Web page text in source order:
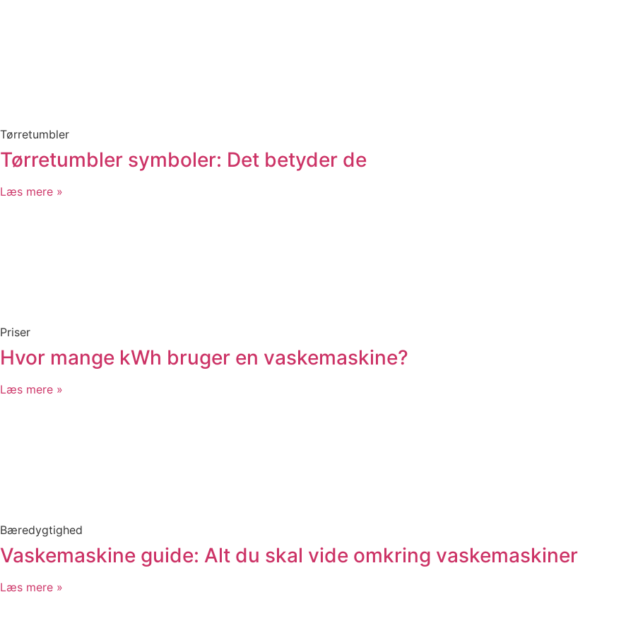
Tørretumbler
Tørretumbler symboler: Det betyder de
Læs mere »
Priser
Hvor mange kWh bruger en vaskemaskine?
Læs mere »
Bæredygtighed
Vaskemaskine guide: Alt du skal vide omkring vaskemaskiner
Læs mere »